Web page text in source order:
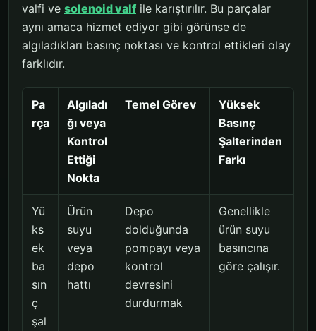
valfi ve solenoid valf ile karıştırılır. Bu parçalar
aynı amaca hizmet ediyor gibi görünse de
algıladıkları basınç noktası ve kontrol ettikleri olay
farklıdır.
Pa
rça
Algıladı
ğı veya
Kontrol
Ettiği
Nokta
Temel Görev
Yüksek
Basınç
Şalterinden
Farkı
Yü
ks
ek
ba
sın
ç
şal
Ürün
suyu
veya
depo
hattı
Depo
dolduğunda
pompayı veya
kontrol
devresini
durdurmak
Genellikle
ürün suyu
basıncına
göre çalışır.